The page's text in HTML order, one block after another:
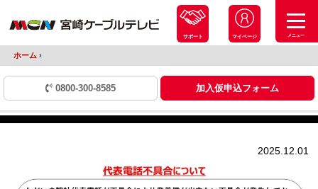
サポート マイページ メニュー
ホーム ›
0800-300-8585 加入仮申込フォーム
2025.12.01